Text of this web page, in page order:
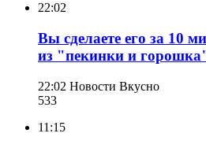
22:02
Вы сделаете его за 10
из "пекинки и
22:02 Новости Вкусно
533
11:15